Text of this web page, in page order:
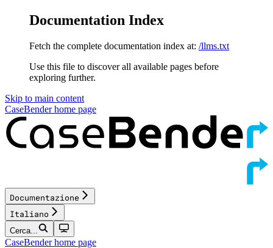
Documentation Index
Fetch the complete documentation index at: /llms.txt
Use this file to discover all available pages before
exploring further.
Skip to main content
CaseBenderhome page
Documentazione
Italiano
Cerca...
CaseBenderhome page